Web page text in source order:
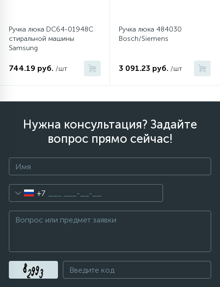
Ручка люка DC64-01948C
стиральной машины
Samsung
744.19 руб. /шт
Ручка люка 484030
Bosch/Siemens
3 091.23 руб. /шт
Нужна консультация? Задайте
вопрос прямо сейчас!
+7